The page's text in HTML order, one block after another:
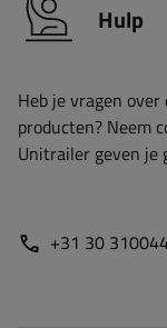
Hulp
Heb je vragen
producten? Neem
Unitrailer geven je
+31 30